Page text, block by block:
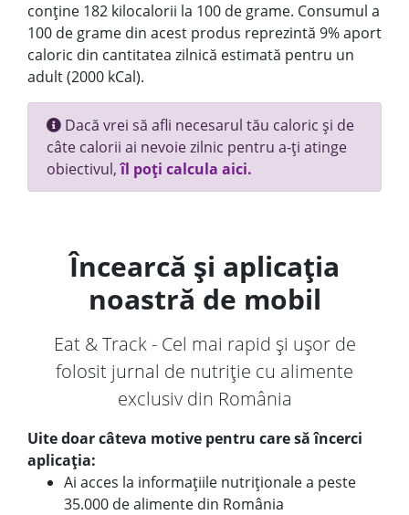
conține 182 kilocalorii la 100 de grame. Consumul a
100 de grame din acest produs reprezintă 9% aport
caloric din cantitatea zilnică estimată pentru un
adult (2000 kCal).
Dacă vrei să afli necesarul tău caloric și de
câte calorii ai nevoie zilnic pentru a-ți atinge
obiectivul,îl poți calcula aici.
Încearcă și aplicația
noastră de mobil
Eat & Track - Cel mai rapid și ușor de
folosit jurnal de nutriție cu alimente
exclusiv din România
Uite doar câteva motive pentru care să încerci
aplicația:
Ai acces la informațiile nutriționale a peste
35.000 de alimente din România